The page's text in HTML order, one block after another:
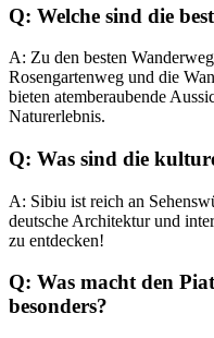
Q: Welche sind die
A: Zu den besten
Rosengartenweg und die
bieten atemberaubende
Naturerlebnis.
Q: Was sind die
A: Sibiu ist reich an
deutsche Architektur und
zu entdecken!
Q: Was macht den
besonders?